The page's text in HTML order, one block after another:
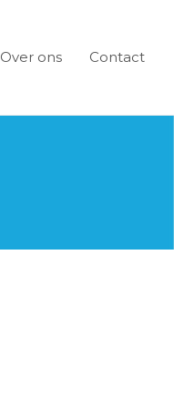
Over ons Contact